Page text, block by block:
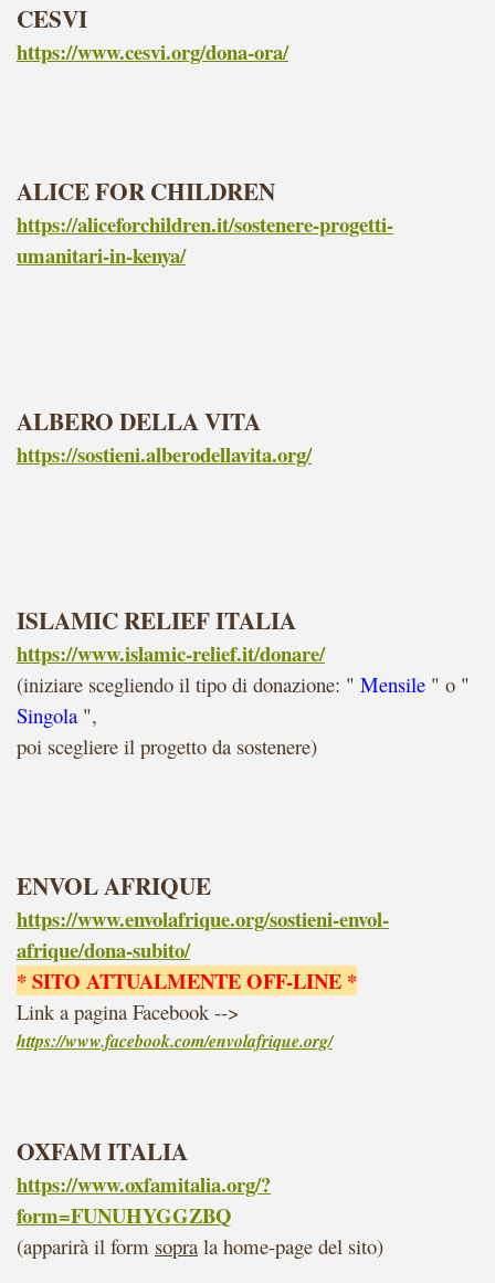
CESVI
https://www.cesvi.org/dona-ora/
ALICE FOR CHILDREN
https://aliceforchildren.it/sostenere-progetti-
umanitari-in-kenya/
ALBERO DELLA VITA
https://sostieni.alberodellavita.org/
ISLAMIC RELIEF ITALIA
https://www.islamic-relief.it/donare/
(iniziare scegliendo il tipo di donazione: " Mensile " o "
Singola ",
poi scegliere il progetto da sostenere)
ENVOL AFRIQUE
https://www.envolafrique.org/sostieni-envol-
afrique/dona-subito/
* SITO ATTUALMENTE OFF-LINE *
Link a pagina Facebook -->
https://www.facebook.com/envolafrique.org/
OXFAM ITALIA
https://www.oxfamitalia.org/?
form=FUNUHYGGZBQ
(apparirà il form sopra la home-page del sito)